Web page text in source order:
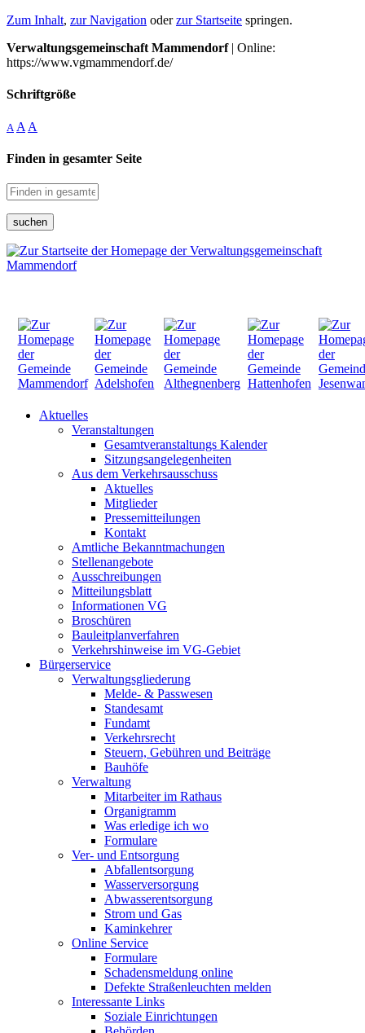
Zum Inhalt, zur Navigation oderzur Startseite springen.
Verwaltungsgemeinschaft Mammendorf| Online:
https://www.vgmammendorf.de/
Schriftgröße
A A A
Finden in gesamter Seite
suchen
Aktuelles
Veranstaltungen
Gesamtveranstaltungs Kalender
Sitzungsangelegenheiten
Aus dem Verkehrsausschuss
Aktuelles
Mitglieder
Pressemitteilungen
Kontakt
Amtliche Bekanntmachungen
Stellenangebote
Ausschreibungen
Mitteilungsblatt
Informationen VG
Broschüren
Bauleitplanverfahren
Verkehrshinweise im VG-Gebiet
Bürgerservice
Verwaltungsgliederung
Melde- & Passwesen
Standesamt
Fundamt
Verkehrsrecht
Steuern, Gebühren und Beiträge
Bauhöfe
Verwaltung
Mitarbeiter im Rathaus
Organigramm
Was erledige ich wo
Formulare
Ver- und Entsorgung
Abfallentsorgung
Wasserversorgung
Abwasserentsorgung
Strom und Gas
Kaminkehrer
Online Service
Formulare
Schadensmeldung online
Defekte Straßenleuchten melden
Interessante Links
Soziale Einrichtungen